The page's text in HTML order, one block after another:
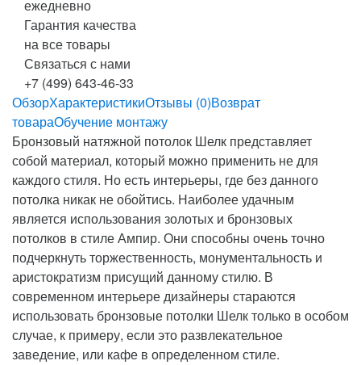
ежедневно
Гарантия качества
на все товары
Связаться с нами
+7 (499) 643-46-33
ОбзорХарактеристикиОтзывы (0)Возврат
товараОбучение монтажу
Бронзовый натяжной потолок Шелк представляет
собой материал, который можно применить не для
каждого стиля. Но есть интерьеры, где без данного
потолка никак не обойтись. Наиболее удачным
является использования золотых и бронзовых
потолков в стиле Ампир. Они способны очень точно
подчеркнуть торжественность, монументальность и
аристократизм присущий данному стилю. В
современном интерьере дизайнеры стараются
использовать бронзовые потолки Шелк только в особом
случае, к примеру, если это развлекательное
заведение, или кафе в определенном стиле.